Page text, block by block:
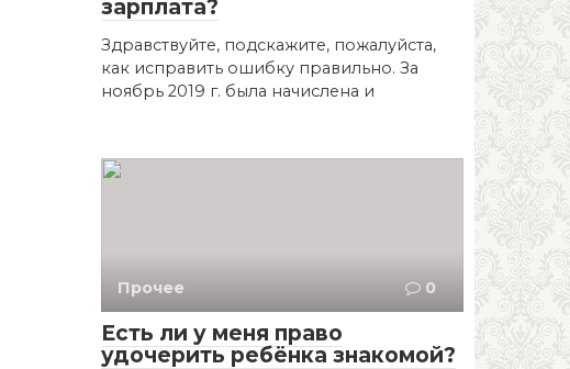
зарплата?
Здравствуйте, подскажите, пожалуйста,
как исправить ошибку правильно. За
ноябрь 2019 г. была начислена и
Прочее 0
Есть ли у меня право
удочерить ребёнка знакомой?